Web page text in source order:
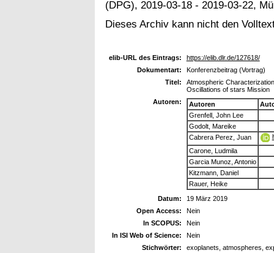
(DPG), 2019-03-18 - 2019-03-22,
Dieses Archiv kann nicht den
elib-URL des Eintrags:
https://elib.dlr.de/127618/
Dokumentart:
Konferenzbeitrag (Vortrag)
Titel:
Atmospheric
Oscillations of stars Mission
Autoren:
Autoren
Grenfell, John Lee
Godolt, Mareike
Cabrera Perez, Juan
Carone, Ludmila
Garcia Munoz, Antonio
Kitzmann, Daniel
Rauer, Heike
Datum:
19 März 2019
Open Access:
Nein
In SCOPUS:
Nein
In ISI Web of Science:
Nein
Stichwörter:
exoplanets, atmospheres,